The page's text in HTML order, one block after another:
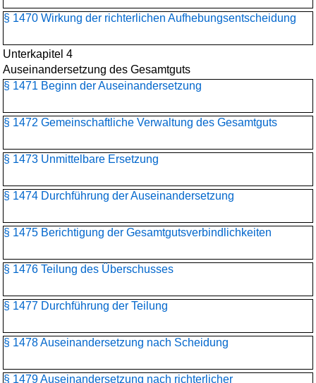
§ 1470 Wirkung der richterlichen Aufhebungsentscheidung
Unterkapitel 4
Auseinandersetzung des Gesamtguts
§ 1471 Beginn der Auseinandersetzung
§ 1472 Gemeinschaftliche Verwaltung des Gesamtguts
§ 1473 Unmittelbare Ersetzung
§ 1474 Durchführung der Auseinandersetzung
§ 1475 Berichtigung der Gesamtgutsverbindlichkeiten
§ 1476 Teilung des Überschusses
§ 1477 Durchführung der Teilung
§ 1478 Auseinandersetzung nach Scheidung
§ 1479 Auseinandersetzung nach richterlicher